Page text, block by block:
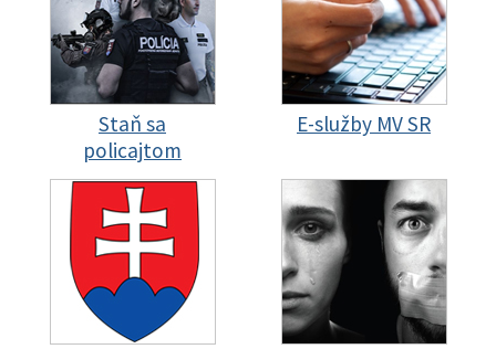
Staň sa
policajtom
E-služby MV SR